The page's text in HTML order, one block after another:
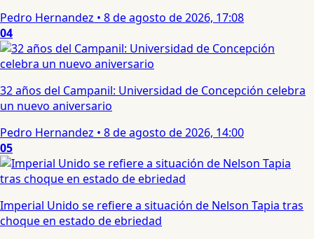
Pedro Hernandez • 8 de agosto de 2026, 17:08
04
32 años del Campanil: Universidad de Concepción celebra
un nuevo aniversario
Pedro Hernandez • 8 de agosto de 2026, 14:00
05
Imperial Unido se refiere a situación de Nelson Tapia tras
choque en estado de ebriedad